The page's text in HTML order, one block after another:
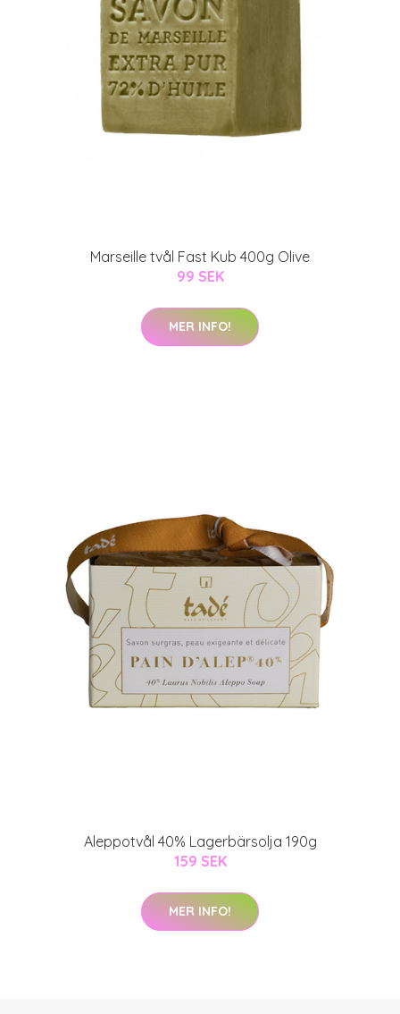
Marseille tvål Fast Kub 400g Olive
99 SEK
MER INFO!
Aleppotvål 40% Lagerbärsolja 190g
159 SEK
MER INFO!